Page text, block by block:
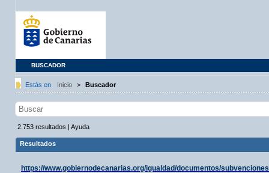
BUSCADOR
Estás en Inicio > Buscador
2.753 resultados | Ayuda
Resultados
https://www.gobiernodecanarias.org/igualdad/documentos/